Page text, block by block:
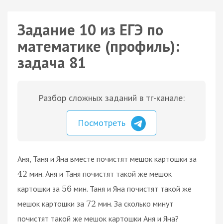
Задание 10 из ЕГЭ по
математике (профиль):
задача 81
Разбор сложных заданий в тг-канале:
Посмотреть
Аня, Таня и Яна вместе почистят мешок картошки за
42 мин. Аня и Таня почистят такой же мешок
картошки за 56 мин. Таня и Яна почистят такой же
мешок картошки за 72 мин. За сколько минут
почистят такой же мешок картошки Аня и Яна?